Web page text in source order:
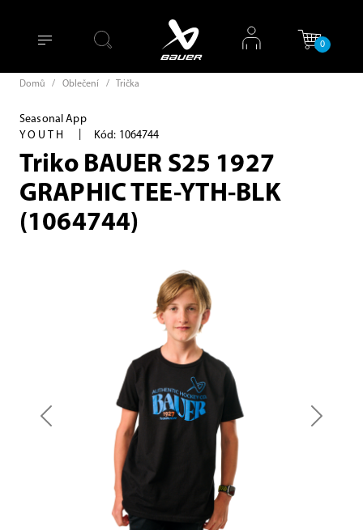
0
Domů / Oblečení / Trička
Seasonal App
YOUTH
Kód: 1064744
Triko BAUER S25 1927
GRAPHIC TEE-YTH-BLK
(1064744)
Previous Next